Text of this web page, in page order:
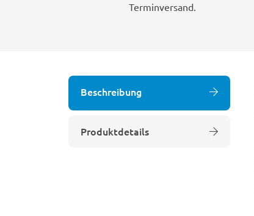
Terminversand.
Beschreibung
Produktdetails